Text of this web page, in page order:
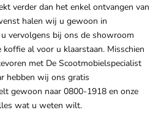
verder dan het enkel ontvangen van
halen wij u gewoon in
vervolgens bij ons de showroom
al voor u klaarstaan. Misschien
met De Scootmobielspecialist
hebben wij ons gratis
gewoon naar 0800-1918 en onze
wat u weten wilt.